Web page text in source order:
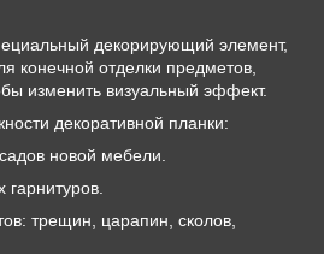
декорирующий элемент,
конечной отделки предметов,
изменить визуальный эффект.
декоративной планки:
новой мебели.
трещин, царапин, сколов,